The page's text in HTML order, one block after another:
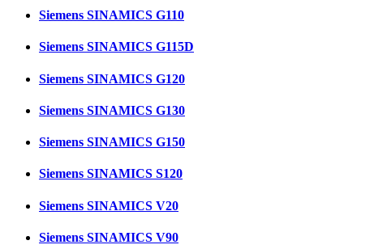
Siemens SINAMICS G110
Siemens SINAMICS G115D
Siemens SINAMICS G120
Siemens SINAMICS G130
Siemens SINAMICS G150
Siemens SINAMICS S120
Siemens SINAMICS V20
Siemens SINAMICS V90